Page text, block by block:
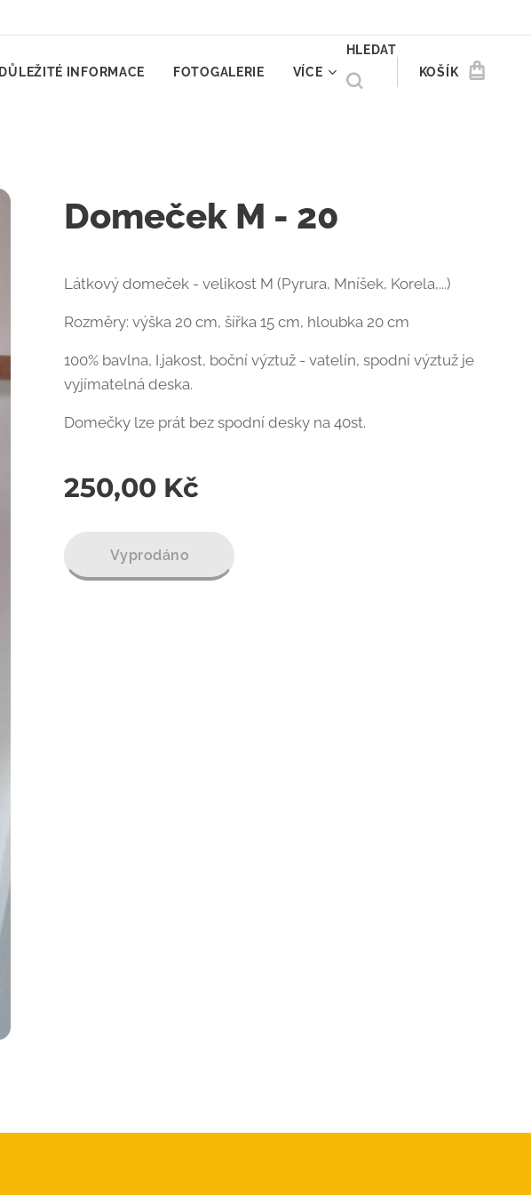
DŮLEŽITÉ INFORMACE FOTOGALERIE VÍCE
HLEDAT
KOŠÍK
Domeček M - 20
Látkový domeček - velikost M (Pyrura, Mníšek, Korela,...)
Rozměry: výška 20 cm, šířka 15 cm, hloubka 20 cm
100% bavlna, I.jakost, boční výztuž - vatelín, spodní výztuž je
vyjímatelná deska.
Domečky lze prát bez spodní desky na 40st.
250,00 Kč
Vyprodáno